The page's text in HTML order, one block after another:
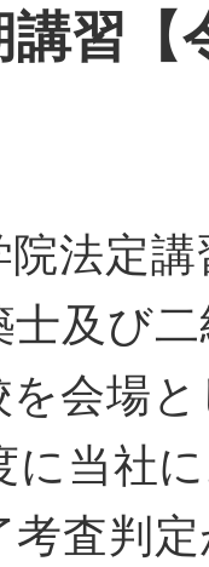
講習【
院法定
士及び
を会場
に当社
考査判